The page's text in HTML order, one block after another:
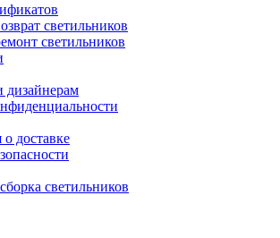
светильников
светильников
дизайнерам
доставке
светильников